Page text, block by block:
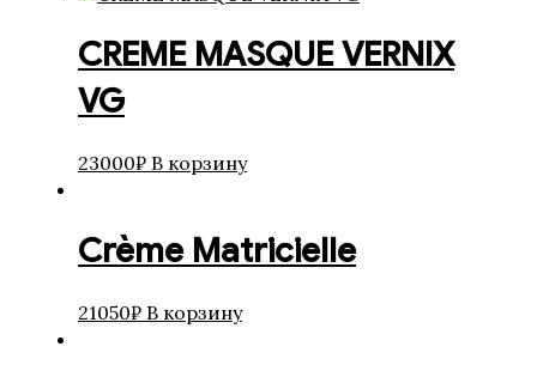
CREME MASQUE VERNIX
VG
23000₽ В корзину
Crème Matricielle
21050₽ В корзину